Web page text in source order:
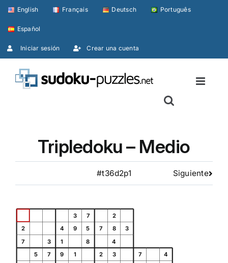
Skip
content
English Français Deutsch Português
Español
Iniciar sesión Crear una cuenta
Tripledoku – Medio
#t36d2p1 Siguiente
3 7 2
2 4 9 5 7 8 3
7 3 1 8 4
5 7 9 1 2 3 7 4